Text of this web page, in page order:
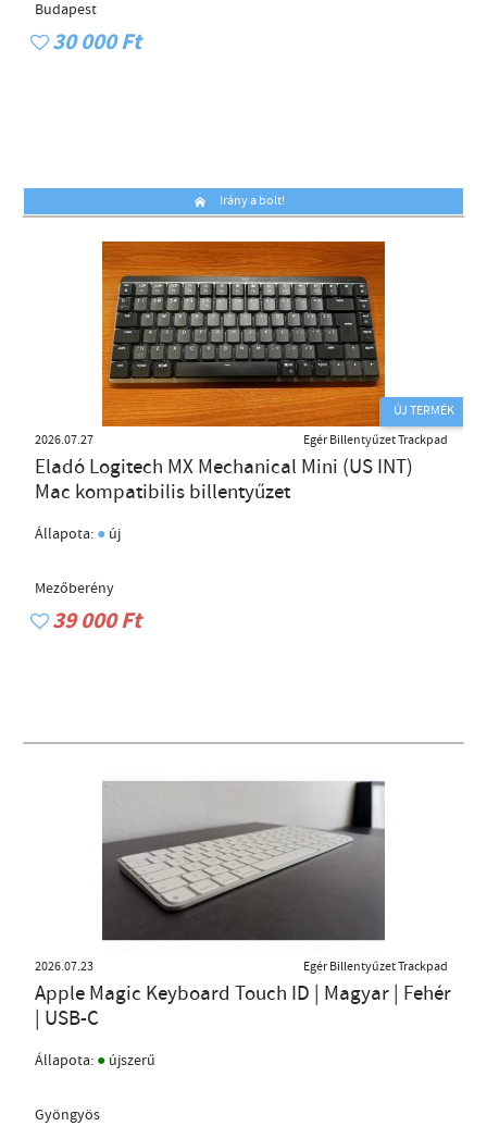
Budapest
30 000 Ft
Irány a bolt!
ÚJ TERMÉK
2026.07.27
Egér Billentyűzet Trackpad
Eladó Logitech MX Mechanical Mini (US INT)
Mac kompatibilis billentyűzet
Állapota: ● új
Mezőberény
39 000 Ft
2026.07.23 Egér Billentyűzet Trackpad
Apple Magic Keyboard Touch ID | Magyar | Fehér
| USB-C
Állapota: ● újszerű
Gyöngyös